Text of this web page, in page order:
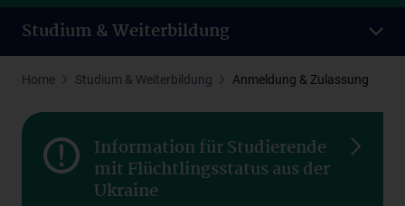
Studium & Weiterbildung
Home Studium & Weiterbildung Anmeldung & Zulassung
Information für Studierende
mit Flüchtlingsstatus aus der
Ukraine